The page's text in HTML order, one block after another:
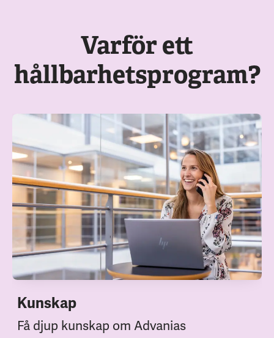
Varför ett
hållbarhetsprogram?
Kunskap
Få djup kunskap om Advanias